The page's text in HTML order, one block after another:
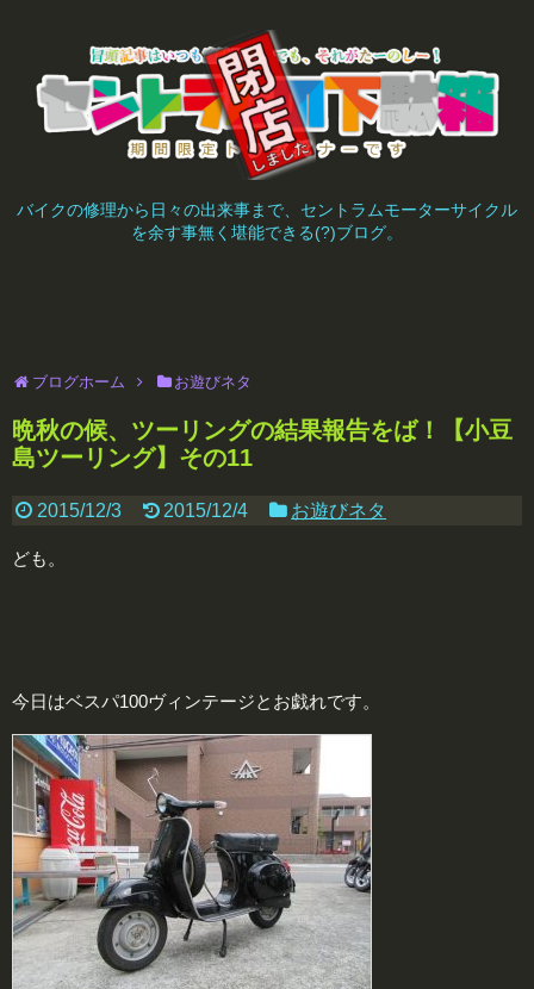
バイクの修理から日々の出来事まで、セントラムモーターサイクル
を余す事無く堪能できる(?)ブログ。
ブログホーム お遊びネタ
晩秋の候、ツーリングの結果報告をば！【小豆
島ツーリング】その11
2015/12/3 2015/12/4 お遊びネタ
ども。
今日はベスパ100ヴィンテージとお戯れです。